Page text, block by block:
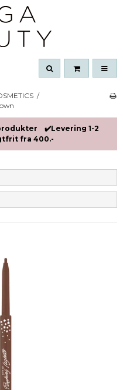
/
produkter ✔️Levering 1-2
fra 400.-